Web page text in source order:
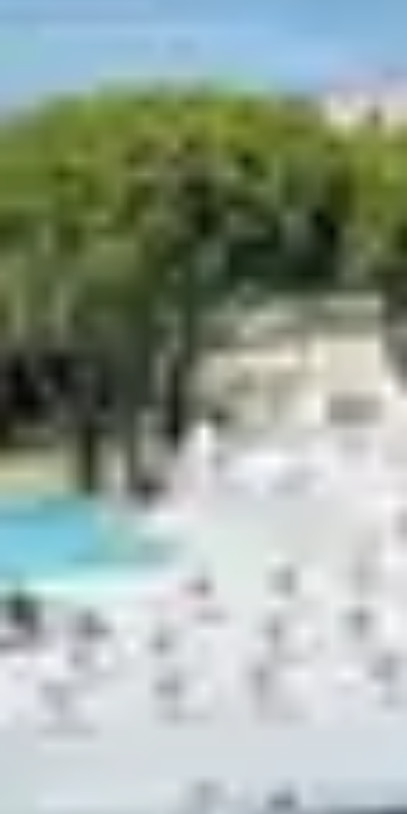
Nous avons à cœur d’installer nos clubs dans les plus
belles régions et les plus beaux sites de France pour
que vous partiez à la rencontre des richesses qui vous
entourent sur votre lieu de villégiature.
Que vous soyez plutôt mer, montagne ou ville, vous
aurez toujours l’opportunité de faire de magnifiques
découvertes à l’occasion de votre séjour en famille dans
un club Belambra.
A côté de l’accueil de chacun de nos clubs, un point info
touristiques de la région. Parce que les plus beaux sites
sont souvent ceux que l’on connait le moins, demandez
à notre équipe de vous renseigner sur leurs coups de
cœur, il est possible que des petits bijoux ne figurent
pas dans les guides.